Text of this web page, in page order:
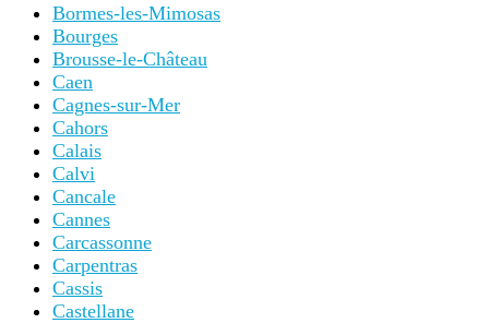
Bormes-les-Mimosas
Bourges
Brousse-le-Château
Caen
Cagnes-sur-Mer
Cahors
Calais
Calvi
Cancale
Cannes
Carcassonne
Carpentras
Cassis
Castellane